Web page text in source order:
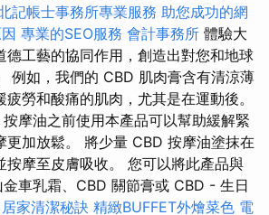
記帳士事務所專業服務 助您成功的網
專業的SEO服務 會計事務所 體驗大
德工藝的協同作用，創造出對您和地球
例如，我們的 CBD 肌肉膏含有清涼薄
勞和酸痛的肌肉，尤其是在運動後。
摩油之前使用本產品可以幫助緩解緊
更加放鬆。 將少量 CBD 按摩油塗抹在
按摩至皮膚吸收。 您可以將此產品與
車乳霜、CBD 關節膏或 CBD - 生日
居家清潔秘訣 精緻BUFFET外燴菜色 電